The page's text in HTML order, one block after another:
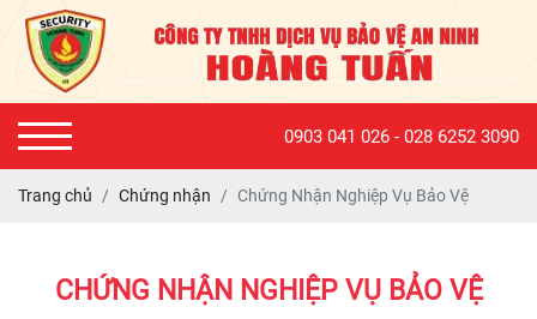
0903 041 026 - 028 6252 3090
Trang chủ Chứng nhận Chứng Nhận Nghiệp Vụ Bảo Vệ
CHỨNG NHẬN NGHIỆP VỤ BẢO VỆ